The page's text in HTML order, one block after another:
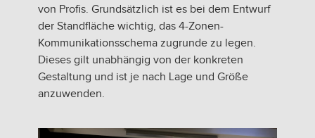
von Profis. Grundsätzlich ist es bei dem Entwurf
der Standfläche wichtig, das 4-Zonen-
Kommunikationsschema zugrunde zu legen.
Dieses gilt unabhängig von der konkreten
Gestaltung und ist je nach Lage und Größe
anzuwenden.